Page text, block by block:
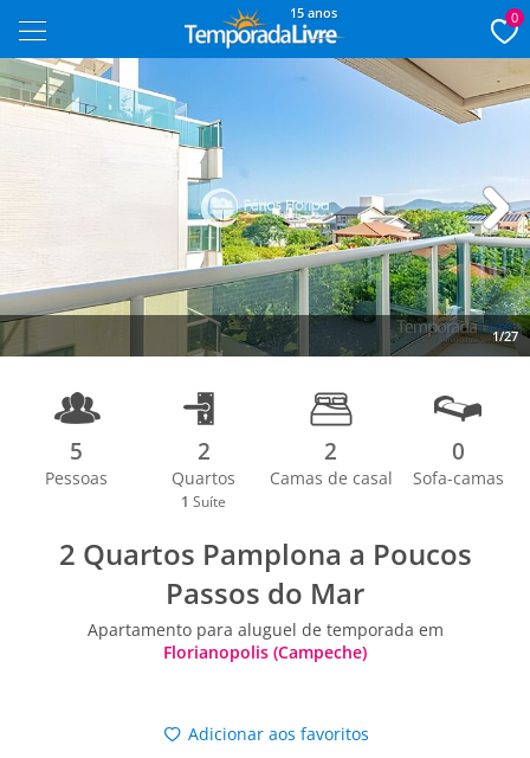
15 anos 0
1/27
Next
5
Pessoas
2
Quartos
1 Suíte
2
Camas de casal
0
Sofa-camas
2 Quartos Pamplona a Poucos
Passos do Mar
Apartamento para aluguel de temporada em
Florianopolis (Campeche)
Adicionar aos favoritos